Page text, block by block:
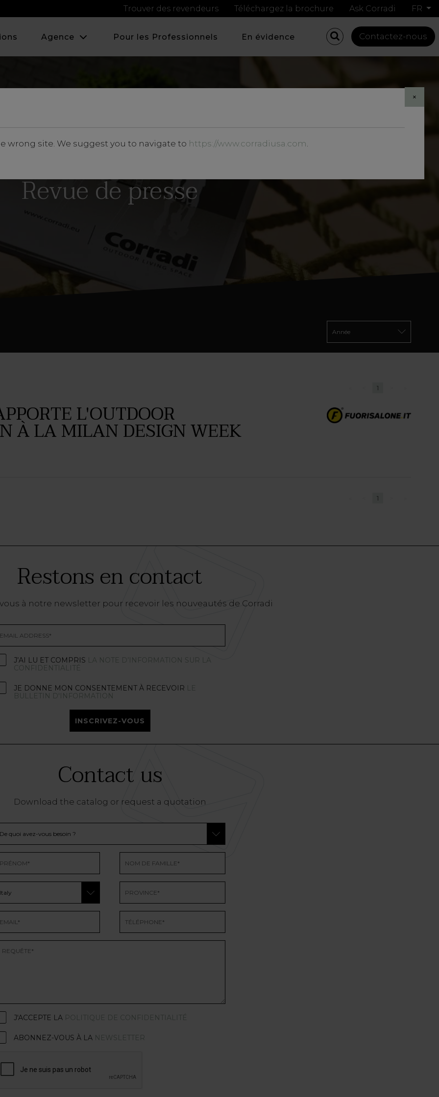
×
wrong site. We suggest you to navigate to https://www.corradiusa.com.
Trouver des revendeurs Téléchargez la brochure Ask Corradi FR
Agence Pour les Professionnels En évidence Contactez-nous
Revue de presse
1
L'OUTDOOR
À LA MILAN DESIGN WEEK
1
Restons en contact
à notre newsletter pour recevoir les nouveautés de Corradi
J’AI LU ET COMPRIS LA NOTE D’INFORMATION SUR LA
CONFIDENTIALITÉ
JE DONNE MON CONSENTEMENT À RECEVOIR LE
BULLETIN D'INFORMATION
INSCRIVEZ-VOUS
Contact us
Download the catalog or request a quotation
J'ACCEPTE LA POLITIQUE DE CONFIDENTIALITÉ
ABONNEZ-VOUS À LA NEWSLETTER